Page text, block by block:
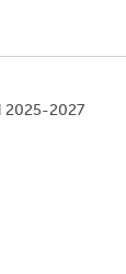
2025-2027